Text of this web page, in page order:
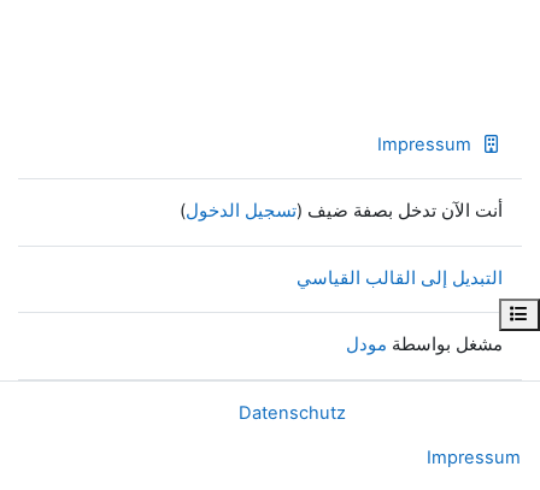
المقرر
Impressum
أنت الآن تدخل بصفة ضيف (تسجيل الدخول)
التبديل إلى القالب القياسي
مشغل بواسطة مودل
Datenschutz
Impressum